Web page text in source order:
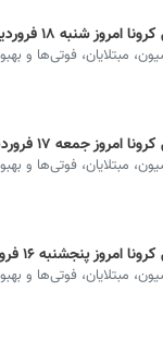
۵۰ فوتی و ۳۰۰۰ ابتلای جدید
مبتلایان، فوتی‌ها و
فروردین؛ ۱۶ فوتی و ۳۰۰۰ ابتلای جدید
مبتلایان، فوتی‌ها و
۱۶ فروردین؛ ۳۵ فوتی و ۴۰۰۰ ابتلای جدید
مبتلایان، فوتی‌ها و